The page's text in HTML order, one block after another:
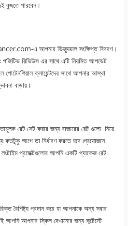
বুজতে পারবেন।
এ আপনার ভিজ্যুয়াল সংক্ষিপ্ত বিবরণ।
রিভিউস এর সাথে এটি নিয়মিত আপডেট
ক্লায়েন্টদের সাথে আপনার আস্থা
বাড়ায়।
রেট সেট করার জন্য বাজারের রেট গুলো নিয়ে
কতটুকু আগে তা নির্ধারণ করতে হবে ৷প্রয়োজনে
প্রজেক্টগুলোর আপনি একটি প্যাকেজ রেট
প্রদান করে যা আপনাকে অন্য সবার
আপনি আপনার স্কিল দেখানোর জন্য কন্টেস্টে